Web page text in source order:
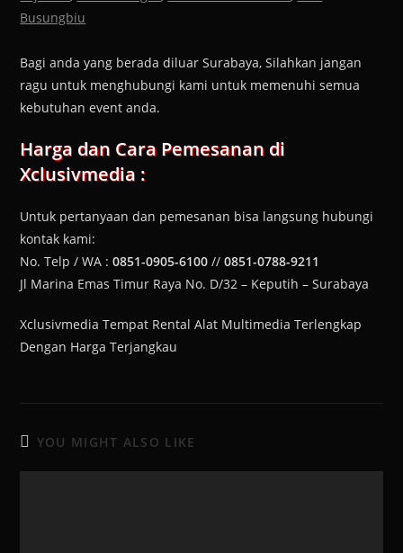
Busungbiu
Bagi anda yang berada diluar Surabaya, Silahkan jangan
ragu untuk menghubungi kami untuk memenuhi semua
kebutuhan event anda.
Harga dan Cara Pemesanan di
Xclusivmedia :
Untuk pertanyaan dan pemesanan bisa langsung hubungi
kontak kami:
No. Telp / WA :0851-0905-6100 //0851-0788-9211
Jl Marina Emas Timur Raya No. D/32 – Keputih – Surabaya
Xclusivmedia Tempat Rental Alat Multimedia Terlengkap
Dengan Harga Terjangkau
YOU MIGHT ALSO LIKE